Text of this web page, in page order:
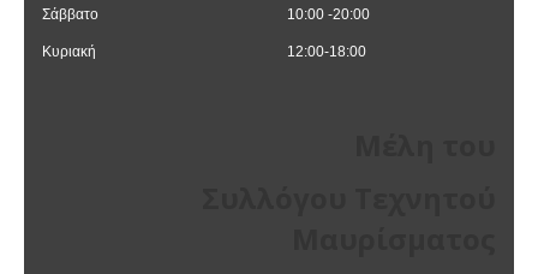
Σάββατο
Κυριακή
10:00 -20:00
12:00-18:00